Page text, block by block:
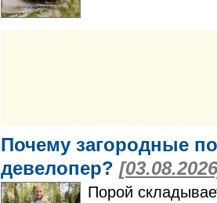
Почему загородные
девелопер?
Порой